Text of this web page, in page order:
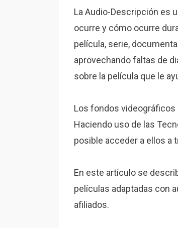
La Audio-Descripción es
ocurre y cómo ocurre
película, serie,
aprovechando faltas de
sobre la película que le
Los fondos videográficos
Haciendo uso de las
posible acceder a ellos a
En este artículo se
películas adaptadas con
afiliados.